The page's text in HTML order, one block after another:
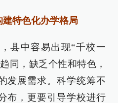
特色化办学格局
县中容易出现“千校一
同，缺乏个性和特色，
发展需求。科学统筹不
布，更要引导学校进行